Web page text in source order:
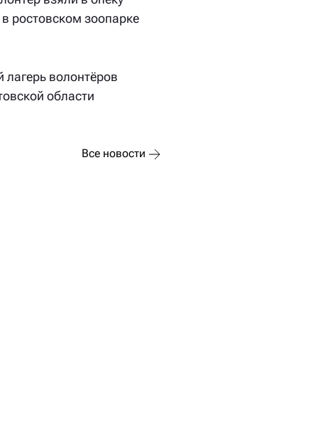
ростовском зоопарке
лагерь волонтёров
области
Все новости